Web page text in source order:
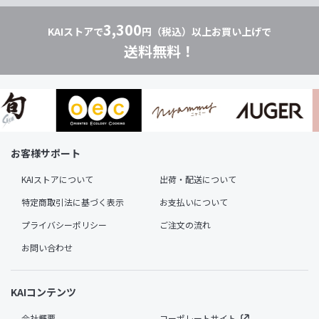
KAIストアで3,300円（税込）以上お買い上げで
送料無料！
お客様サポート
KAIストアについて
出荷・配送について
特定商取引法に基づく表示
お支払いについて
プライバシーポリシー
ご注文の流れ
お問い合わせ
KAIコンテンツ